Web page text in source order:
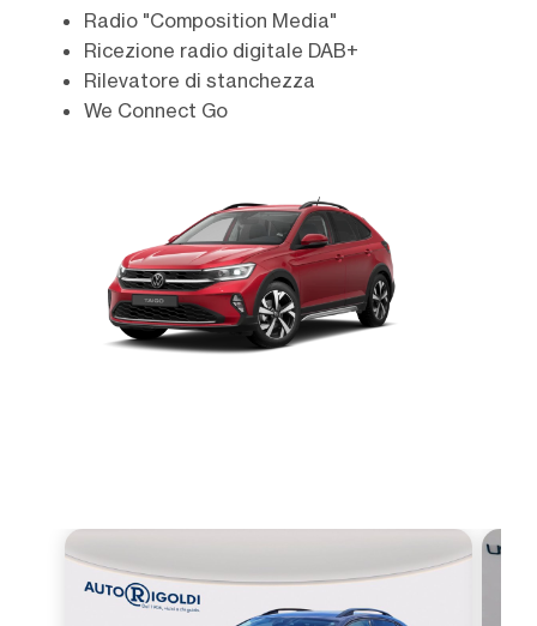
Radio "Composition Media"
Ricezione radio digitale DAB+
Rilevatore di stanchezza
We Connect Go